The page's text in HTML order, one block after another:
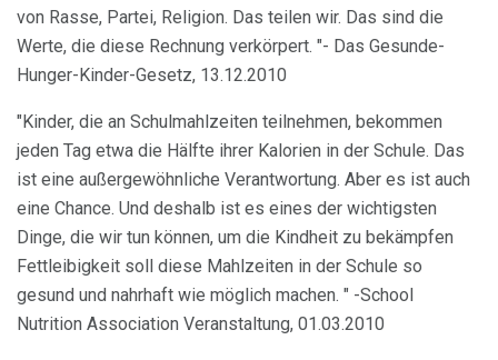
von Rasse, Partei, Religion. Das teilen wir. Das sind die
Werte, die diese Rechnung verkörpert. "- Das Gesunde-
Hunger-Kinder-Gesetz, 13.12.2010
"Kinder, die an Schulmahlzeiten teilnehmen, bekommen
jeden Tag etwa die Hälfte ihrer Kalorien in der Schule. Das
ist eine außergewöhnliche Verantwortung. Aber es ist auch
eine Chance. Und deshalb ist es eines der wichtigsten
Dinge, die wir tun können, um die Kindheit zu bekämpfen
Fettleibigkeit soll diese Mahlzeiten in der Schule so
gesund und nahrhaft wie möglich machen. " -School
Nutrition Association Veranstaltung, 01.03.2010